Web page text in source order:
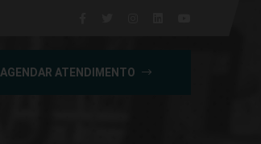
AGENDAR ATENDIMENTO